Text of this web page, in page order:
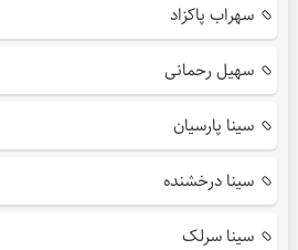
سهراب پاکزاد
سهیل رحمانی
سینا پارسیان
سینا درخشنده
سینا سرلک